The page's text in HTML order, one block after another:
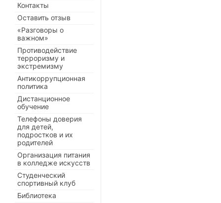
Контакты
Оставить отзыв
«Разговоры о
важном»
Противодействие
терроризму и
экстремизму
Антикоррупционная
политика
Дистанционное
обучение
Телефоны доверия
для детей,
подростков и их
родителей
Организация питания
в колледже искусств
Студенческий
спортивный клуб
Библиотека